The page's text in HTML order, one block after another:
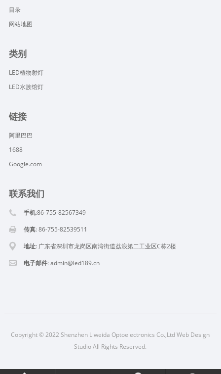
目录
网站地图
类别
LED植物射灯
LED水族馆灯
链接
阿里巴巴
1688
Google.com
联系我们
手机:86-755-82567349
传真: 86-755-82539511
地址: 广东省深圳市龙岗区南湾街道荔浪第二工业区C栋2楼
电子邮件:admin@led189.cn
Copyright © 2022 Shenzhen Liweida Optoelectronics Co.,Ltd Web Design
Studio All Rights Reserved.